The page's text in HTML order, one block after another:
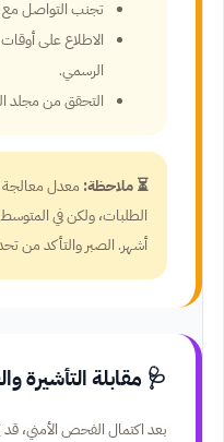
تجنب التواصل
الاطلاع على
الرسمي.
التحقق من مجلد
⏳ ملاحظة: معدل
أشهر. الصبر والتأكد من
🩺 مقابلة التأشيرة
بعد اكتمال الفحص الأمني،